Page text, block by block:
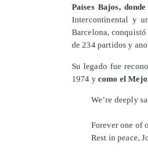
Países Bajos,
Intercontinental y
Barcelona,
de 234 partidos y
Su legado fue
1974 y como el
We’re deeply
Forever one of
Rest in peace,